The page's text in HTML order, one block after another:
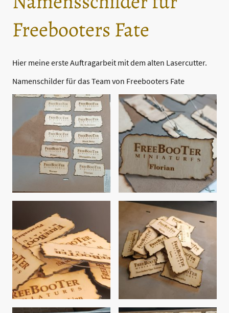
Freebooters Fate
Hier meine erste Auftragarbeit mit dem alten Lasercutter.
Namenschilder für das Team von Freebooters Fate